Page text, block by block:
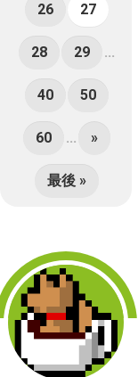
26 27
28 29 ...
40 50
60 ... »
最後 »